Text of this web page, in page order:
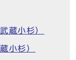
蔵小杉）
小杉）